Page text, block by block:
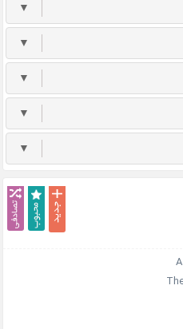
▼
▼
▼
▼
▼